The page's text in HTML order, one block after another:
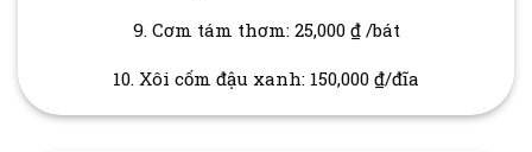
9. Cơm tám thơm: 25,000 ₫ /bát
10. Xôi cốm đậu xanh: 150,000 ₫/đĩa